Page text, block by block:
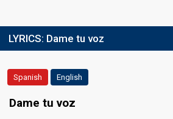
LYRICS: Dame tu voz
Spanish English
Dame tu voz